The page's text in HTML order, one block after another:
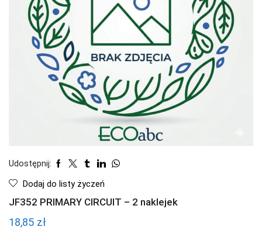
Udostępnij:
Dodaj do listy życzeń
JF352 PRIMARY CIRCUIT – 2 naklejek
18,85 zł